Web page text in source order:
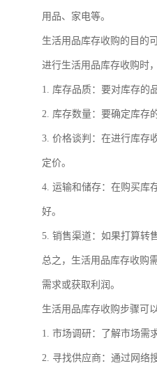
用品、家电等。
生活用品库存收购的目的
进行生活用品库存收购时
1. 库存品质：要对库存的
2. 库存数量：要确定库存
3. 价格谈判：在进行库存
定价。
4. 运输和储存：在购买库
好。
5. 销售渠道：如果打算转
总之，生活用品库存收购
需求或获取利润。
生活用品库存收购步骤可
1. 市场调研：了解市场需
2. 寻找供应商：通过网络